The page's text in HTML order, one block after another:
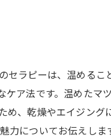
ラピーは、温めるこ
ア法です。温めたマ
、乾燥やエイジング
についてお伝えしま